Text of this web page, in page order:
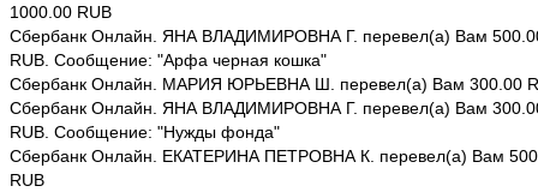
1000.00 RUB
Сбербанк Онлайн. ЯНА ВЛАДИМИРОВНА Г. перевел(а) Вам
RUB. Сообщение: "Арфа черная кошка"
Сбербанк Онлайн. МАРИЯ ЮРЬЕВНА Ш. перевел(а) Вам 300.00
Сбербанк Онлайн. ЯНА ВЛАДИМИРОВНА Г. перевел(а) Вам
RUB. Сообщение: "Нужды фонда"
Сбербанк Онлайн. ЕКАТЕРИНА ПЕТРОВНА К. перевел(а) Вам
RUB